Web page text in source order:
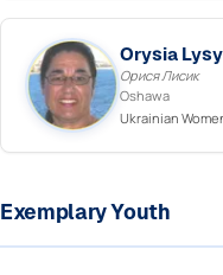
Orysia
Орися Лисик
Oshawa
Ukrainian
Exemplary Youth